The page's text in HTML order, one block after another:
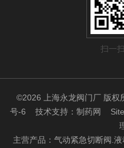
扫一
©2026 上海永龙阀门厂 版
号-6 技术支持：制药网
主营产品：气动紧急切断阀.